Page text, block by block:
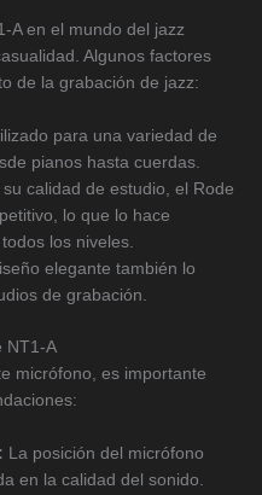
A en el mundo del jazz
Algunos factores
de la grabación de jazz:
para una variedad de
pianos hasta cuerdas.
calidad de estudio, el Rode
lo que lo hace
los niveles.
elegante también lo
de grabación.
NT1-A
micrófono, es importante
La posición del micrófono
en la calidad del sonido.